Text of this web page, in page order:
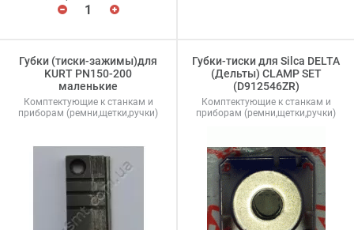
Губки (тиски-зажимы)для
KURT PN150-200
маленькие
Комптектующие к станкам и
приборам (ремни,щетки,ручки)
Губки-тиски для Silca DELTA
(Дельты) CLAMP SET
(D912546ZR)
Комптектующие к станкам и
приборам (ремни,щетки,ручки)